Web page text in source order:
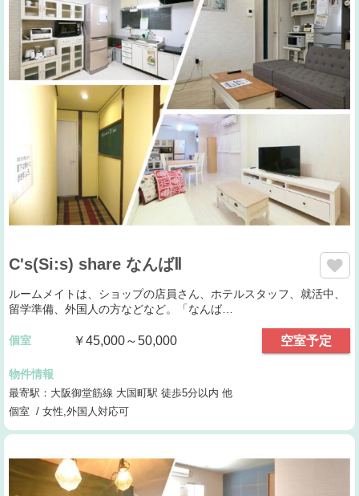
C's(Si:s) share なんばⅡ
ルームメイトは、ショップの店員さん、ホテルスタッフ、就活中、
留学準備、外国人の方などなど。「なんば…
個室 ￥45,000～50,000 空室予定
物件情報
最寄駅：大阪御堂筋線 大国町駅 徒歩5分以内 他
個室 / 女性,外国人対応可